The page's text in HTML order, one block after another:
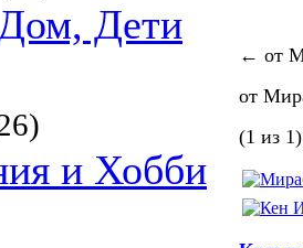
Дети
и Хобби
← от
от
(1 из 1)